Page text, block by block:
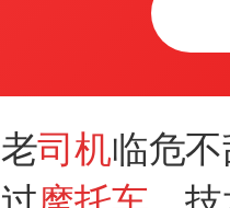
老司机临危